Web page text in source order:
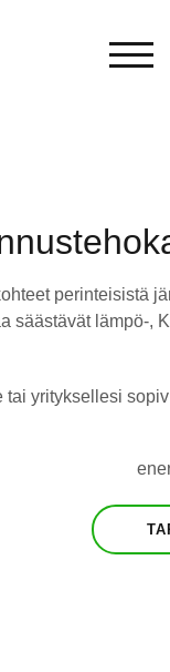
perinteisistä
säästävät lämpö-,
yrityksellesi